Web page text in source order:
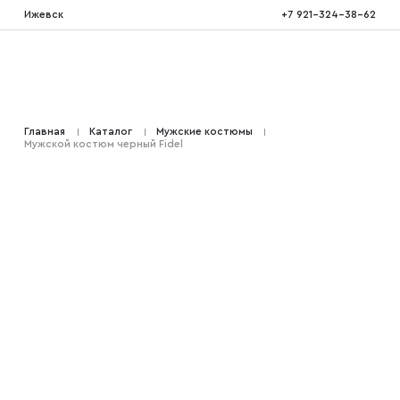
Ижевск +7 921-324-38-62
Костюмы двойка
Главная Каталог
Мужские костюмы
Мужской костюм черный Fidel